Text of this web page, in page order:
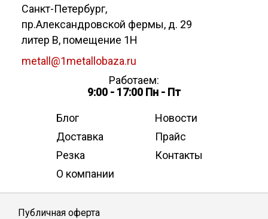
Санкт-Петербург,
пр.Александровской фермы, д. 29
литер В, помещение 1Н
metall@1metallobaza.ru
Работаем:
9:00 - 17:00 Пн - Пт
Блог
Новости
Доставка
Прайс
Резка
Контакты
О компании
Публичная оферта